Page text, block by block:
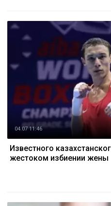
04.07 11:46
Известного
жестоком избиении жены